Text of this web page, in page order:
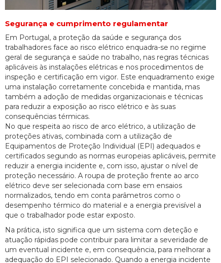
Segurança e cumprimento regulamentar
Em Portugal, a proteção da saúde e segurança dos
trabalhadores face ao risco elétrico enquadra-se no regime
geral de segurança e saúde no trabalho, nas regras técnicas
aplicáveis às instalações elétricas e nos procedimentos de
inspeção e certificação em vigor. Este enquadramento exige
uma instalação corretamente concebida e mantida, mas
também a adoção de medidas organizacionais e técnicas
para reduzir a exposição ao risco elétrico e às suas
consequências térmicas.
No que respeita ao risco de arco elétrico, a utilização de
proteções ativas, combinada com a utilização de
Equipamentos de Proteção Individual (EPI) adequados e
certificados segundo as normas europeias aplicáveis, permite
reduzir a energia incidente e, com isso, ajustar o nível de
proteção necessário. A roupa de proteção frente ao arco
elétrico deve ser selecionada com base em ensaios
normalizados, tendo em conta parâmetros como o
desempenho térmico do material e a energia previsível a
que o trabalhador pode estar exposto.
Na prática, isto significa que um sistema com deteção e
atuação rápidas pode contribuir para limitar a severidade de
um eventual incidente e, em consequência, para melhorar a
adequação do EPI selecionado. Quando a energia incidente